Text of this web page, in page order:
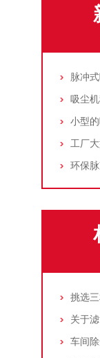
脉冲
吸尘
小型
工厂
环保